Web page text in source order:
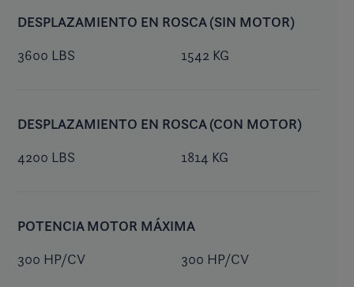
DESPLAZAMIENTO EN ROSCA (SIN MOTOR)
3600 LBS 1542 KG
DESPLAZAMIENTO EN ROSCA (CON MOTOR)
4200 LBS 1814 KG
POTENCIA MOTOR MÁXIMA
300 HP/CV 300 HP/CV